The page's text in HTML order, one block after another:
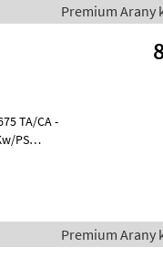
Premium Arany
TA/CA -
Premium Arany